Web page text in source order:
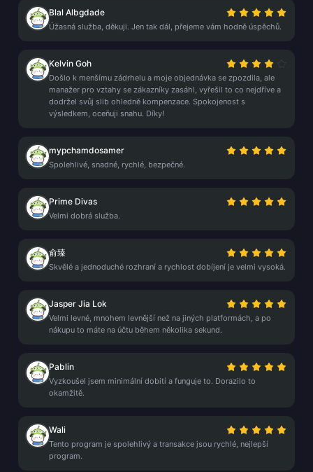
Blal Albgdade
Úžasná služba, děkuji. Jen tak dál, přejeme vám hodně úspěchů.
Kelvin Goh
Došlo k menšímu zádrhelu a moje objednávka se zpozdila, ale
manažer pro vztahy se zákazníky zasáhl, vyřešil to co nejdříve a
dodržel svůj slib ohledně kompenzace. Spokojenost s
výsledkem, oceňuji snahu. Díky!
mypchamdosamer
Spolehlivé, snadné, rychlé, bezpečné.
Prime Divas
Velmi dobrá služba.
俞臻
Skvělé a jednoduché rozhraní a rychlost dobíjení je velmi vysoká.
Jasper Jia Lok
Velmi levné, mnohem levnější než na jiných platformách, a po
nákupu to máte na účtu během několika sekund.
Pablin
Vyzkoušel jsem minimální dobití a funguje to. Dorazilo to
okamžitě.
Wali
Tento program je spolehlivý a transakce jsou rychlé, nejlepší
program.